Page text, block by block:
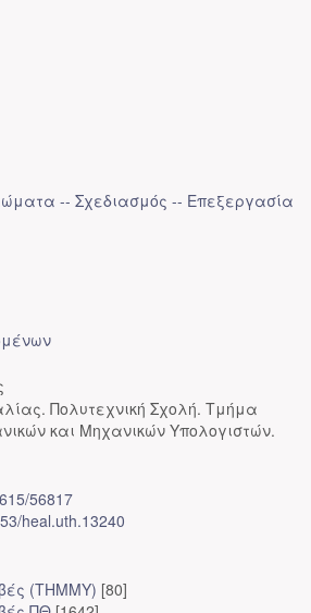
-- Σχεδιασμός -- Επεξεργασία
Πολυτεχνική Σχολή. Τμήμα
και Μηχανικών Υπολογιστών.
56817
heal.uth.13240
(ΤΗΜΜΥ) [80]